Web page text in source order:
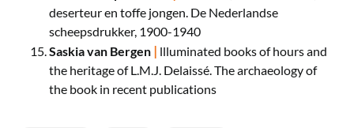
deserteur en toffe jongen. De Nederlandse
scheepsdrukker, 1900-1940
Saskia van Bergen | llluminated books of hours and
the heritage of L.M.J. Delaissé. The archaeology of
the book in recent publications